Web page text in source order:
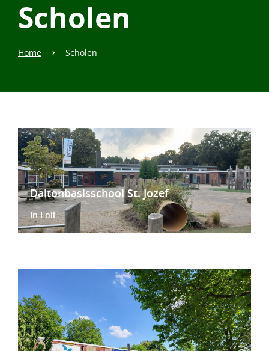
Scholen
Home Scholen
Daltonbasisschool St. Jozef
In Loil